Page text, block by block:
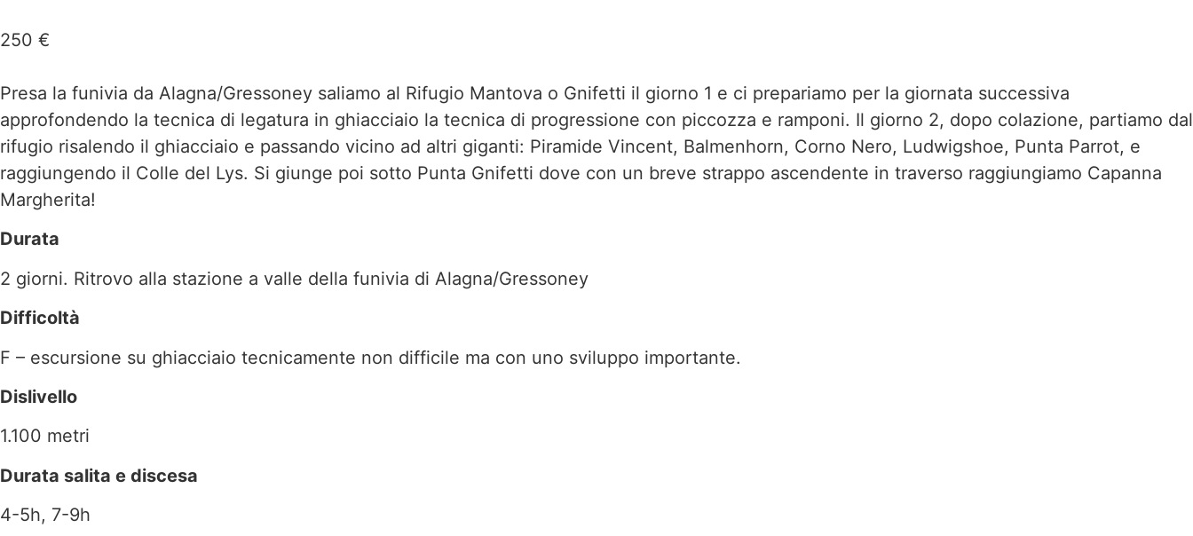
250 €
Presa la funivia da Alagna/Gressoney saliamo al Rifugio Mantova o Gnifetti il giorno 1 e ci prepariamo per la giornata successiva
approfondendo la tecnica di legatura in ghiacciaio la tecnica di progressione con piccozza e ramponi. Il giorno 2, dopo colazione, partiamo dal
rifugio risalendo il ghiacciaio e passando vicino ad altri giganti: Piramide Vincent, Balmenhorn, Corno Nero, Ludwigshoe, Punta Parrot, e
raggiungendo il Colle del Lys. Si giunge poi sotto Punta Gnifetti dove con un breve strappo ascendente in traverso raggiungiamo Capanna
Margherita!
Durata
2 giorni. Ritrovo alla stazione a valle della funivia di Alagna/Gressoney
Difficoltà
F – escursione su ghiacciaio tecnicamente non difficile ma con uno sviluppo importante.
Dislivello
1.100 metri
Durata salita e discesa
4-5h, 7-9h